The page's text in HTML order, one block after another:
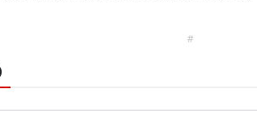
#